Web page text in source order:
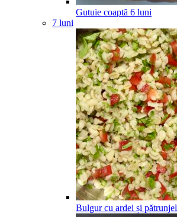
Gutuie coaptă 6 luni
7 luni
Bulgur cu ardei și pătrunjel